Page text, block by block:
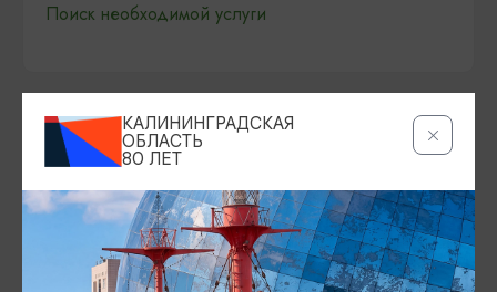
Поиск необходимой услуги
Серебряное ожерелье
Электронная виза
КАЛИНИНГРАДСКАЯ
ОБЛАСТЬ
80 ЛЕТ